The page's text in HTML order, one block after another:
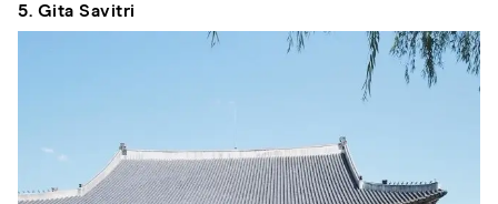
5. Gita Savitri